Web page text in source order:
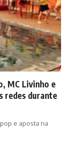
MC Livinho e
redes durante
e aposta na